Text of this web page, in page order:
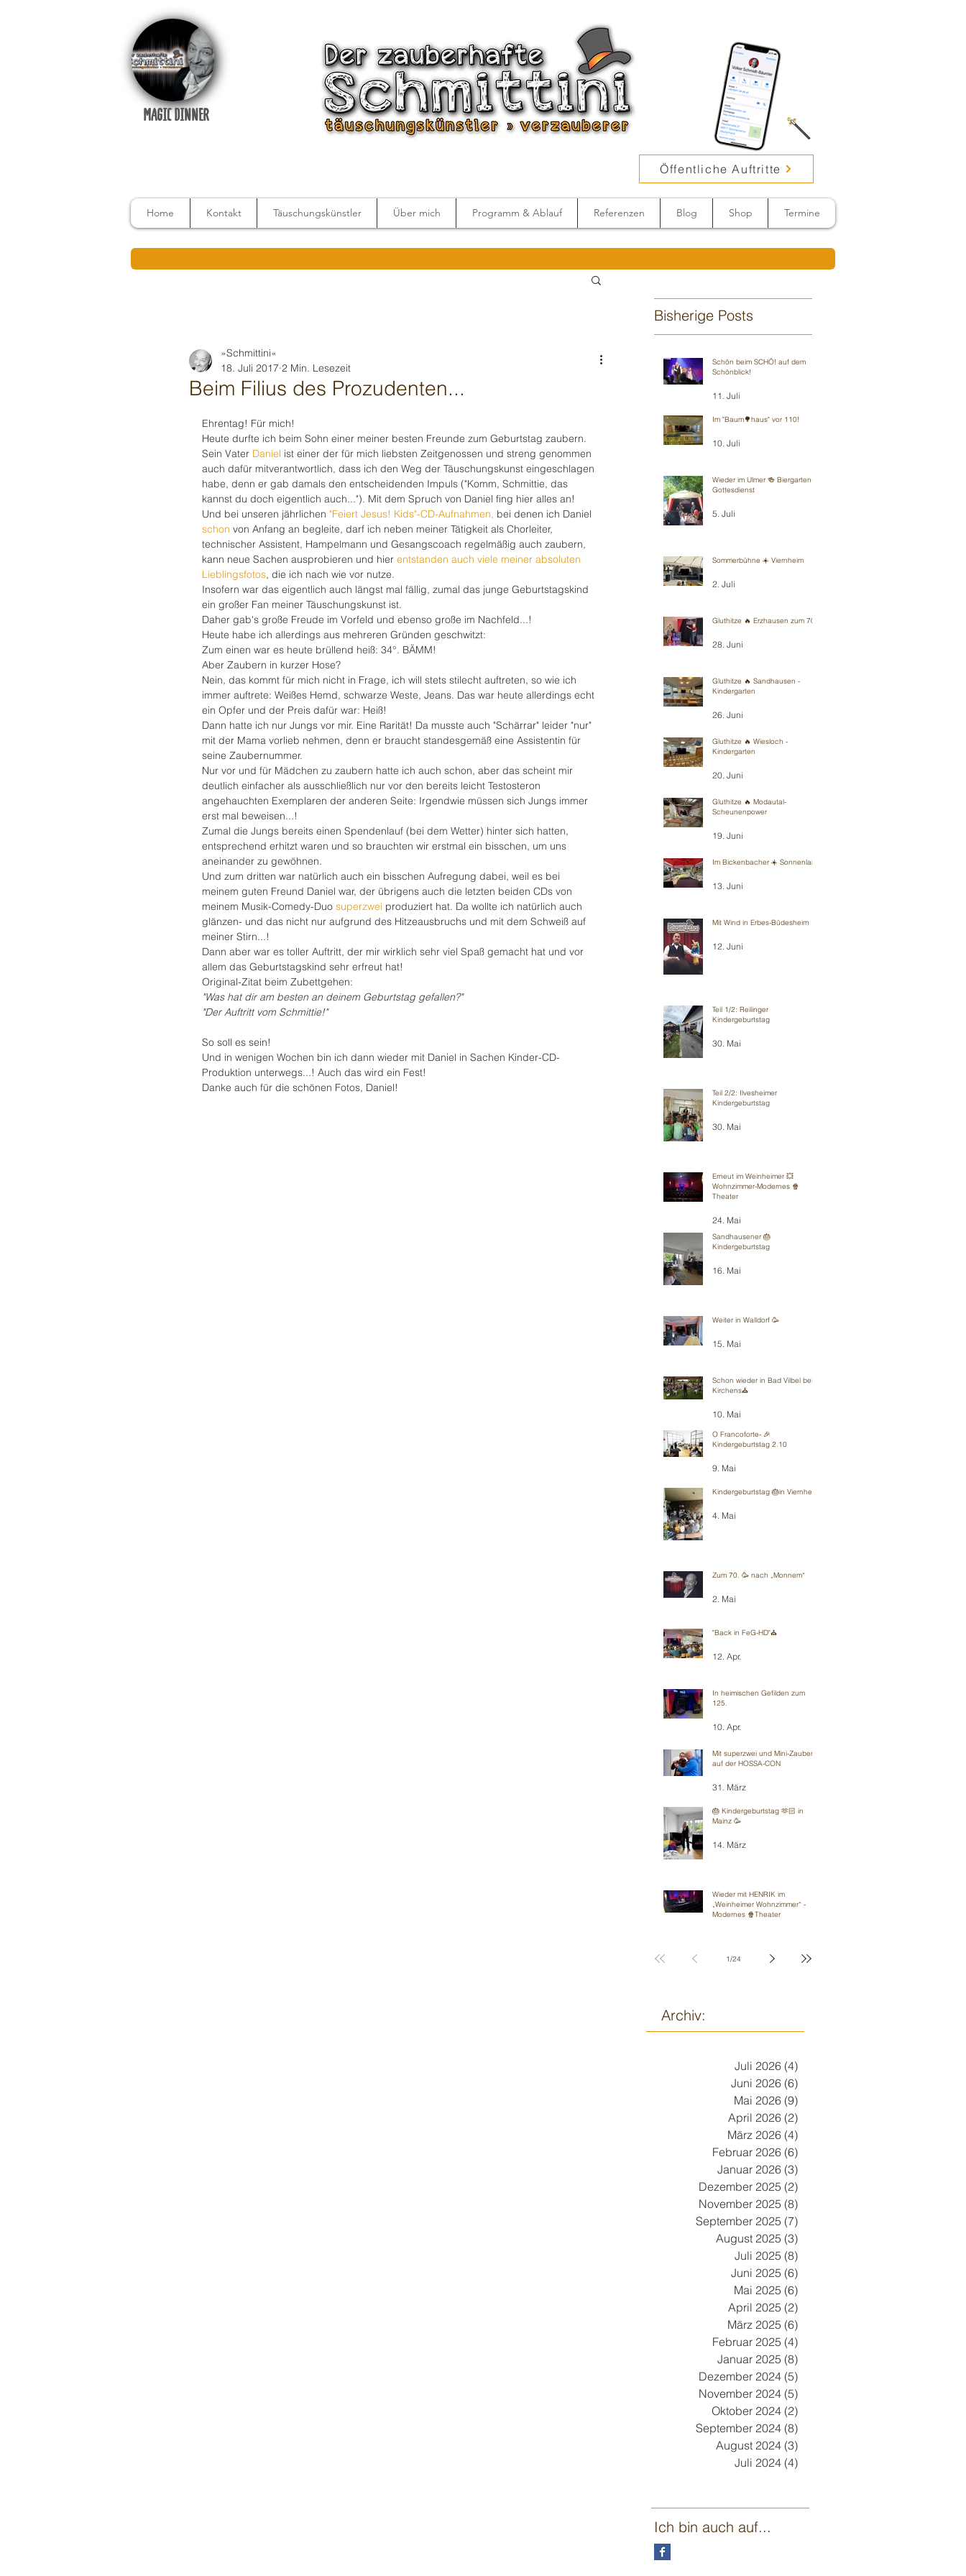
MAGIC DINNER
Öffentliche Auftritte
Home Kontakt Täuschungskünstler Über mich Programm & Ablauf Referenzen Blog Shop Termine
Beim Filius des Prozudenten...
»Schmittini«
18. Juli 2017 2 Min. Lesezeit
Ehrentag! Für mich!
Heute durfte ich beim Sohn einer meiner besten Freunde zum Geburtstag zaubern.
Sein Vater Daniel ist einer der für mich liebsten Zeitgenossen und streng genommen
auch dafür mitverantwortlich, dass ich den Weg der Täuschungskunst eingeschlagen
habe, denn er gab damals den entscheidenden Impuls ("Komm, Schmittie, das
kannst du doch eigentlich auch..."). Mit dem Spruch von Daniel fing hier alles an!
Und bei unseren jährlichen "Feiert Jesus! Kids"-CD-Aufnahmen, bei denen ich Daniel
schon von Anfang an begleite, darf ich neben meiner Tätigkeit als Chorleiter,
technischer Assistent, Hampelmann und Gesangscoach regelmäßig auch zaubern,
kann neue Sachen ausprobieren und hier entstanden auch viele meiner absoluten
Lieblingsfotos, die ich nach wie vor nutze.
Insofern war das eigentlich auch längst mal fällig, zumal das junge Geburtstagskind
ein großer Fan meiner Täuschungskunst ist.
Daher gab's große Freude im Vorfeld und ebenso große im Nachfeld...!
Heute habe ich allerdings aus mehreren Gründen geschwitzt:
Zum einen war es heute brüllend heiß: 34°. BÄMM!
Aber Zaubern in kurzer Hose?
Nein, das kommt für mich nicht in Frage, ich will stets stilecht auftreten, so wie ich
immer auftrete: Weißes Hemd, schwarze Weste, Jeans. Das war heute allerdings echt
ein Opfer und der Preis dafür war: Heiß!
Dann hatte ich nur Jungs vor mir. Eine Rarität! Da musste auch "Schärrar" leider "nur"
mit der Mama vorlieb nehmen, denn er braucht standesgemäß eine Assistentin für
seine Zaubernummer.
Nur vor und für Mädchen zu zaubern hatte ich auch schon, aber das scheint mir
deutlich einfacher als ausschließlich nur vor den bereits leicht Testosteron
angehauchten Exemplaren der anderen Seite: Irgendwie müssen sich Jungs immer
erst mal beweisen...!
Zumal die Jungs bereits einen Spendenlauf (bei dem Wetter) hinter sich hatten,
entsprechend erhitzt waren und so brauchten wir erstmal ein bisschen, um uns
aneinander zu gewöhnen.
Und zum dritten war natürlich auch ein bisschen Aufregung dabei, weil es bei
meinem guten Freund Daniel war, der übrigens auch die letzten beiden CDs von
meinem Musik-Comedy-Duo superzwei produziert hat. Da wollte ich natürlich auch
glänzen- und das nicht nur aufgrund des Hitzeausbruchs und mit dem Schweiß auf
meiner Stirn...!
Dann aber war es toller Auftritt, der mir wirklich sehr viel Spaß gemacht hat und vor
allem das Geburtstagskind sehr erfreut hat!
Original-Zitat beim Zubettgehen:
"Was hat dir am besten an deinem Geburtstag gefallen?"
"Der Auftritt vom Schmittie!"
So soll es sein!
Und in wenigen Wochen bin ich dann wieder mit Daniel in Sachen Kinder-CD-
Produktion unterwegs...! Auch das wird ein Fest!
Danke auch für die schönen Fotos, Daniel!
Bisherige Posts
Schön beim SCHÖ! auf dem
Schönblick!
11. Juli
Im "Baum🌳haus" vor 110!
10. Juli
Wieder im Ulmer 🍻 Biergarten-
Gottesdienst
5. Juli
Sommerbühne ☀️ Viernheim
2. Juli
Gluthitze 🔥 Erzhausen zum 70.
28. Juni
Gluthitze 🔥 Sandhausen -
Kindergarten
26. Juni
Gluthitze 🔥 Wiesloch -
Kindergarten
20. Juni
Gluthitze 🔥 Modautal-
Scheunenpower
19. Juni
Im Bickenbacher ☀️ Sonnenland
13. Juni
Mit Wind in Erbes-Büdesheim
12. Juni
Teil 1/2: Reilinger
Kindergeburtstag
30. Mai
Teil 2/2: Ilvesheimer
Kindergeburtstag
30. Mai
Erneut im Weinheimer 💥
Wohnzimmer-Modernes 🍿
Theater
24. Mai
Sandhausener 🎂
Kindergeburtstag
16. Mai
Weiter in Walldorf 🥳
15. Mai
Schon wieder in Bad Vilbel bei
Kirchens⛪️
10. Mai
O Francoforte- 🎉
Kindergeburtstag 2.10
9. Mai
Kindergeburtstag 🎂in Viernheim
4. Mai
Zum 70. 🥳 nach „Monnem“
2. Mai
"Back in FeG-HD"⛪️
12. Apr.
In heimischen Gefilden zum
125.
10. Apr.
Mit superzwei und Mini-Zauberei
auf der HOSSA-CON
31. März
🎂 Kindergeburtstag 🫶🏻 in
Mainz 🥳
14. März
Wieder mit HENRIK im
„Weinheimer Wohnzimmer“ -
Modernes 🍿Theater
1/24
Archiv:
Juli 2026 (4)
Juni 2026 (6)
Mai 2026 (9)
April 2026 (2)
März 2026 (4)
Februar 2026 (6)
Januar 2026 (3)
Dezember 2025 (2)
November 2025 (8)
September 2025 (7)
August 2025 (3)
Juli 2025 (8)
Juni 2025 (6)
Mai 2025 (6)
April 2025 (2)
März 2025 (6)
Februar 2025 (4)
Januar 2025 (8)
Dezember 2024 (5)
November 2024 (5)
Oktober 2024 (2)
September 2024 (8)
August 2024 (3)
Juli 2024 (4)
Ich bin auch auf...